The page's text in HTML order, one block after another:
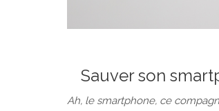
Sauver son
Ah, le smartphone, ce